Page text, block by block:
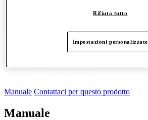
Manuale Contattaci per questo prodotto
Manuale
Rifiuta tutto
Impostazioni personalizzate